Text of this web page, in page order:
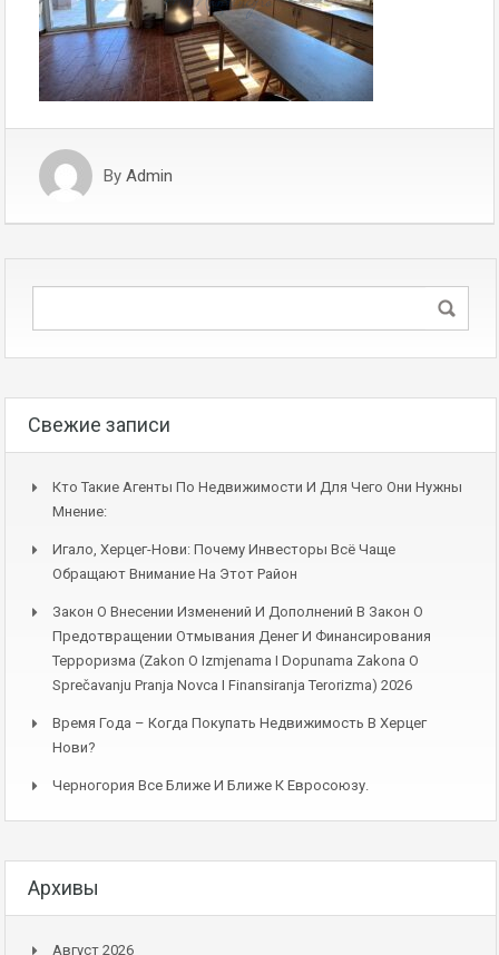
By Admin
Свежие записи
Кто Такие Агенты По Недвижимости И Для Чего Они Нужны
Мнение:
Игало, Херцег-Нови: Почему Инвесторы Всё Чаще
Обращают Внимание На Этот Район
Закон О Внесении Изменений И Дополнений В Закон О
Предотвращении Отмывания Денег И Финансирования
Терроризма (Zakon O Izmjenama I Dopunama Zakona O
Sprečavanju Pranja Novca I Finansiranja Terorizma) 2026
Время Года – Когда Покупать Недвижимость В Херцег
Нови?
Черногория Все Ближе И Ближе К Евросоюзу.
Архивы
Август 2026